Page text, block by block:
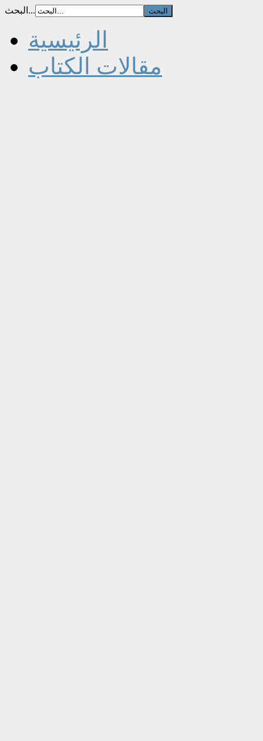
البحث...
الرئيسية
مقالات الكتاب